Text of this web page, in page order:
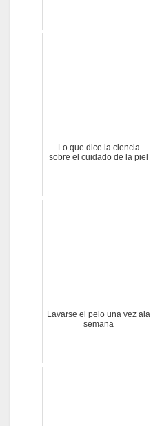
Lo que dice la ciencia
sobre el cuidado de la piel
Lavarse el pelo una vez ala
semana